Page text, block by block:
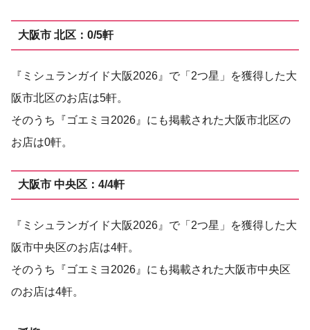
大阪市 北区：0/5軒
『ミシュランガイド大阪2026』で「2つ星」を獲得した大
阪市北区のお店は5軒。
そのうち『ゴエミヨ2026』にも掲載された大阪市北区の
お店は0軒。
大阪市 中央区：4/4軒
『ミシュランガイド大阪2026』で「2つ星」を獲得した大
阪市中央区のお店は4軒。
そのうち『ゴエミヨ2026』にも掲載された大阪市中央区
のお店は4軒。